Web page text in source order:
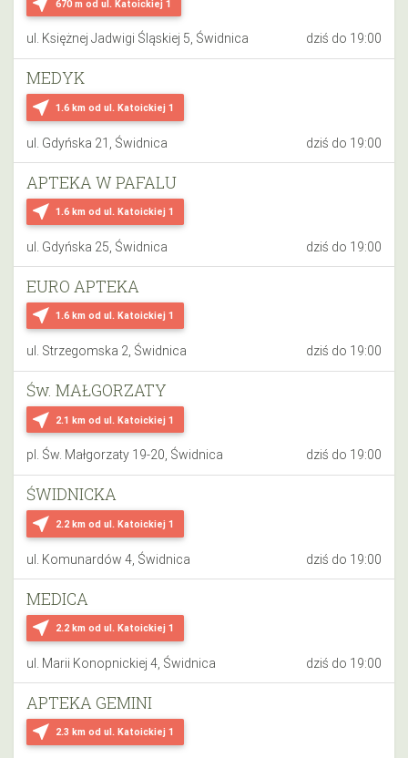
670 m od ul. Katoickiej 1
ul. Księżnej Jadwigi Śląskiej 5, Świdnica dziś do 19:00
near_me 1.6 km od ul. Katoickiej 1
MEDYK
ul. Gdyńska 21, Świdnica dziś do 19:00
near_me 1.6 km od ul. Katoickiej 1
APTEKA W PAFALU
ul. Gdyńska 25, Świdnica dziś do 19:00
near_me 1.6 km od ul. Katoickiej 1
EURO APTEKA
ul. Strzegomska 2, Świdnica dziś do 19:00
near_me 2.1 km od ul. Katoickiej 1
Św. MAŁGORZATY
pl. Św. Małgorzaty 19-20, Świdnica dziś do 19:00
near_me 2.2 km od ul. Katoickiej 1
ŚWIDNICKA
ul. Komunardów 4, Świdnica dziś do 19:00
near_me 2.2 km od ul. Katoickiej 1
MEDICA
ul. Marii Konopnickiej 4, Świdnica dziś do 19:00
near_me 2.3 km od ul. Katoickiej 1
APTEKA GEMINI